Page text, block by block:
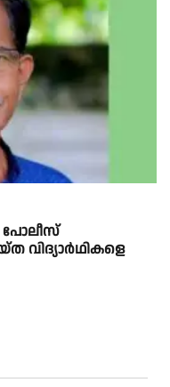
പോലീസ്
വിദ്യാർഥികളെ